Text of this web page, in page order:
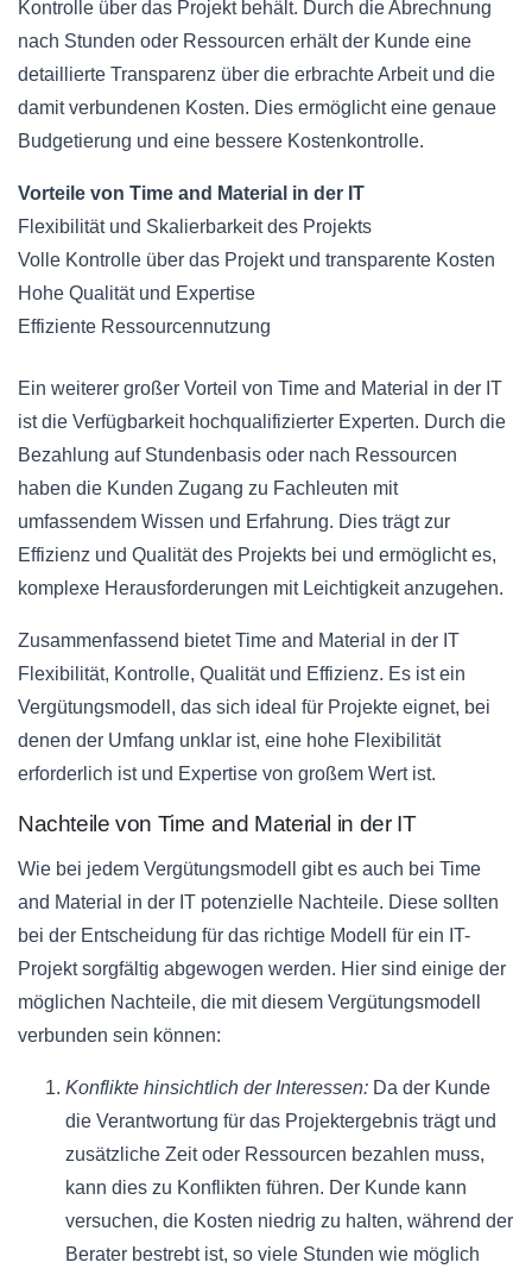
Kontrolle über das Projekt behält. Durch die Abrechnung
nach Stunden oder Ressourcen erhält der Kunde eine
detaillierte Transparenz über die erbrachte Arbeit und die
damit verbundenen Kosten. Dies ermöglicht eine genaue
Budgetierung und eine bessere Kostenkontrolle.
Vorteile von Time and Material in der IT
Flexibilität und Skalierbarkeit des Projekts
Volle Kontrolle über das Projekt und transparente Kosten
Hohe Qualität und Expertise
Effiziente Ressourcennutzung
Ein weiterer großer Vorteil von Time and Material in der IT
ist die Verfügbarkeit hochqualifizierter Experten. Durch die
Bezahlung auf Stundenbasis oder nach Ressourcen
haben die Kunden Zugang zu Fachleuten mit
umfassendem Wissen und Erfahrung. Dies trägt zur
Effizienz und Qualität des Projekts bei und ermöglicht es,
komplexe Herausforderungen mit Leichtigkeit anzugehen.
Zusammenfassend bietet Time and Material in der IT
Flexibilität, Kontrolle, Qualität und Effizienz. Es ist ein
Vergütungsmodell, das sich ideal für Projekte eignet, bei
denen der Umfang unklar ist, eine hohe Flexibilität
erforderlich ist und Expertise von großem Wert ist.
Nachteile von Time and Material in der IT
Wie bei jedem Vergütungsmodell gibt es auch bei Time
and Material in der IT potenzielle Nachteile. Diese sollten
bei der Entscheidung für das richtige Modell für ein IT-
Projekt sorgfältig abgewogen werden. Hier sind einige der
möglichen Nachteile, die mit diesem Vergütungsmodell
verbunden sein können:
Konflikte hinsichtlich der Interessen: Da der Kunde
die Verantwortung für das Projektergebnis trägt und
zusätzliche Zeit oder Ressourcen bezahlen muss,
kann dies zu Konflikten führen. Der Kunde kann
versuchen, die Kosten niedrig zu halten, während der
Berater bestrebt ist, so viele Stunden wie möglich